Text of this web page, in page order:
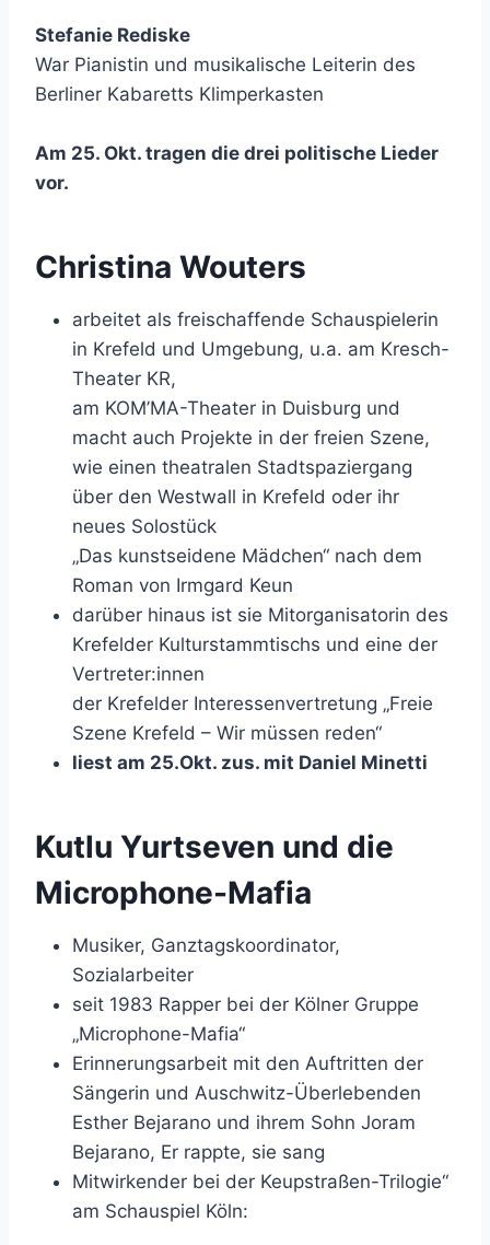
Stefanie Rediske
War Pianistin und musikalische Leiterin des
Berliner Kabaretts Klimperkasten
Am 25. Okt. tragen die drei politische Lieder
vor.
Christina Wouters
arbeitet als freischaffende Schauspielerin
in Krefeld und Umgebung, u.a. am Kresch-
Theater KR,
am KOM’MA-Theater in Duisburg und
macht auch Projekte in der freien Szene,
wie einen theatralen Stadtspaziergang
über den Westwall in Krefeld oder ihr
neues Solostück
„Das kunstseidene Mädchen“ nach dem
Roman von Irmgard Keun
darüber hinaus ist sie Mitorganisatorin des
Krefelder Kulturstammtischs und eine der
Vertreter:innen
der Krefelder Interessenvertretung „Freie
Szene Krefeld – Wir müssen reden“
liest am 25.Okt. zus. mit Daniel Minetti
Kutlu Yurtseven und die
Microphone-Mafia
Musiker, Ganztagskoordinator,
Sozialarbeiter
seit 1983 Rapper bei der Kölner Gruppe
„Microphone-Mafia“
Erinnerungsarbeit mit den Auftritten der
Sängerin und Auschwitz-Überlebenden
Esther Bejarano und ihrem Sohn Joram
Bejarano, Er rappte, sie sang
Mitwirkender bei der Keupstraßen-Trilogie“
am Schauspiel Köln: